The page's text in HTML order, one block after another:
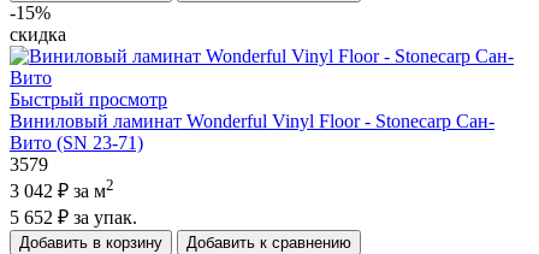
-15%
скидка
Быстрый просмотр
Виниловый ламинат Wonderful Vinyl Floor - Stonecarp Сан-
Вито (SN 23-71)
3579
3 042 ₽ за м2
5 652 ₽ за упак.
Добавить в корзину Добавить к сравнению